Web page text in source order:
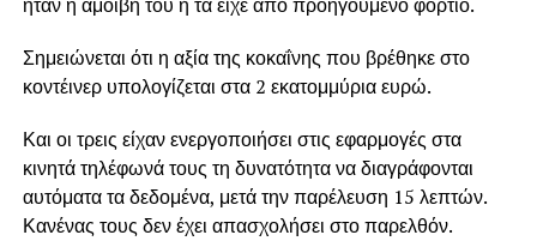
Σημειώνεται ότι η αξία της κοκαΐνης που βρέθηκε στο
κοντέινερ υπολογίζεται στα 2 εκατομμύρια ευρώ.
Και οι τρεις είχαν ενεργοποιήσει στις εφαρμογές στα
κινητά τηλέφωνά τους τη δυνατότητα να διαγράφονται
αυτόματα τα δεδομένα, μετά την παρέλευση 15 λεπτών.
Κανένας τους δεν έχει απασχολήσει στο παρελθόν.